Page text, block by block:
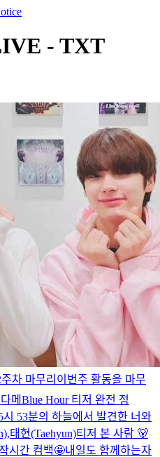
- TXT
주차 마무리 이번주 활동을 마무
메 Blue Hour 티저 완전 정
53분의 하늘에서 발견한 너와
태현(Taehyun)티저 본 사람 🐻
시간 컴백🤩내일도 함께하는자